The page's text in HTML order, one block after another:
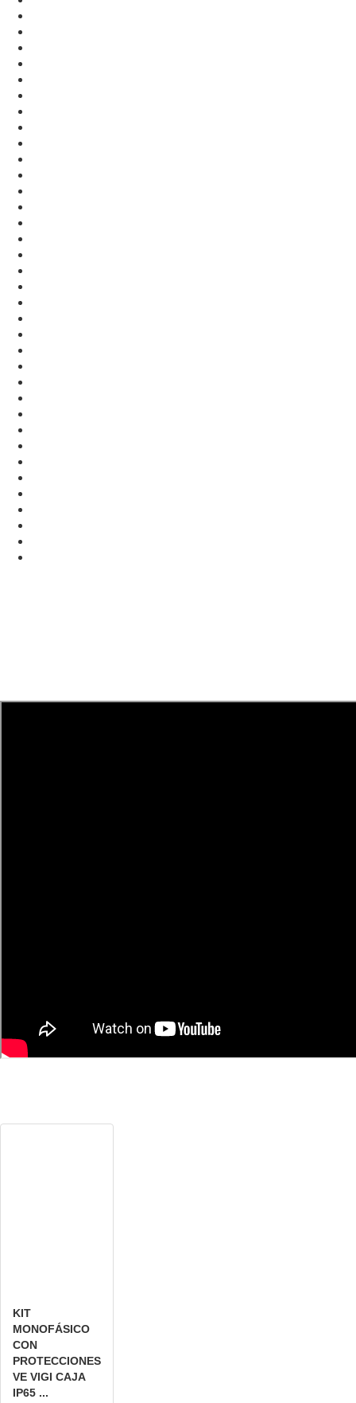
KIT
MONOFÁSICO
CON
PROTECCIONES
VE VIGI CAJA
IP65 ...